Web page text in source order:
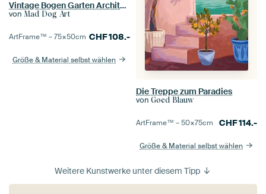
Vintage Bogen Garten Architektur Landschaft Mid-Century Modern Bauhaus
von Mad Dog Art
ArtFrame™ –75×50cm CHF108.-
Größe & Material selbst wählen
Die Treppe zum Paradies
von Goed Blauw
ArtFrame™ –50×75cm CHF114.-
Größe & Material selbst wählen
Weitere Kunstwerke unter diesem Tipp